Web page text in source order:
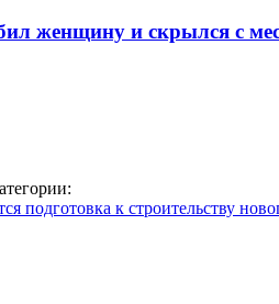
женщину и скрылся с
подготовка к строительству